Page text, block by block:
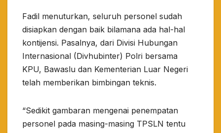
Fadil menuturkan, seluruh personel sudah
disiapkan dengan baik bilamana ada hal-hal
kontijensi. Pasalnya, dari Divisi Hubungan
Internasional (Divhubinter) Polri bersama
KPU, Bawaslu dan Kementerian Luar Negeri
telah memberikan bimbingan teknis.
“Sedikit gambaran mengenai penempatan
personel pada masing-masing TPSLN tentu